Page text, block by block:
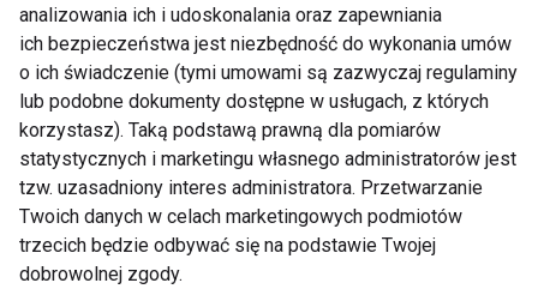
osiągnąć założone cele. W powyższy trend wpisuje
się również trening zdalny tzn platformy, aplikacje
itp. Software, które są dostępne dla użytkownika w
każdym miejscu i czasie. Często wyposażone w
profesjonalny i urozmaicony content treningowy tj.
zajęcia fitness, klasy rowerowe, czy wreszcie
treningi live z instruktorem. Takim rozwiązaniem jest
Wexer, który od 2021 roku również dołączył do grona
marek CORE HEALTH AND FITNESS.
analizowania ich i udoskonalania oraz zapewniania
ich bezpieczeństwa jest niezbędność do wykonania umów
o ich świadczenie (tymi umowami są zazwyczaj regulaminy
lub podobne dokumenty dostępne w usługach, z których
korzystasz). Taką podstawą prawną dla pomiarów
statystycznych i marketingu własnego administratorów jest
tzw. uzasadniony interes administratora. Przetwarzanie
Twoich danych w celach marketingowych podmiotów
trzecich będzie odbywać się na podstawie Twojej
dobrowolnej zgody.